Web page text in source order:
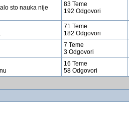
sto nauka nije
83 Teme
192 Odgovori
71 Teme
182 Odgovori
7 Teme
3 Odgovori
16 Teme
58 Odgovori